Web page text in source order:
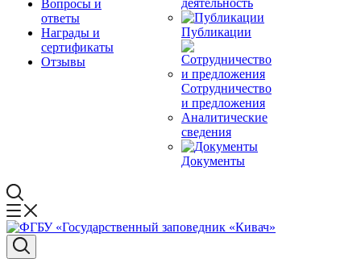
Вопросы и
ответы
Награды и
сертификаты
Отзывы
деятельность
Публикации
Сотрудничество
и предложения
Аналитические
сведения
Документы